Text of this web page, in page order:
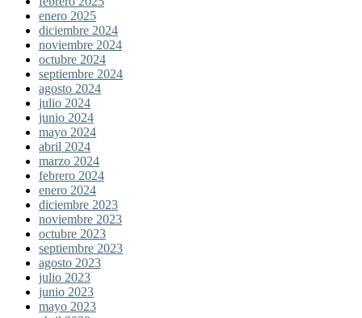
enero 2025
diciembre 2024
noviembre 2024
octubre 2024
septiembre 2024
agosto 2024
julio 2024
junio 2024
mayo 2024
abril 2024
marzo 2024
febrero 2024
enero 2024
diciembre 2023
noviembre 2023
octubre 2023
septiembre 2023
agosto 2023
julio 2023
junio 2023
mayo 2023